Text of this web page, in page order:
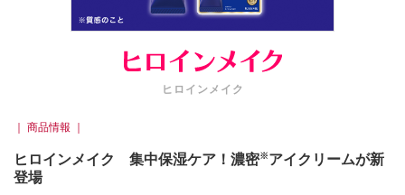
ヒロインメイク
｜ 商品情報 ｜
ヒロインメイク 集中保湿ケア！濃密※アイクリームが新
登場